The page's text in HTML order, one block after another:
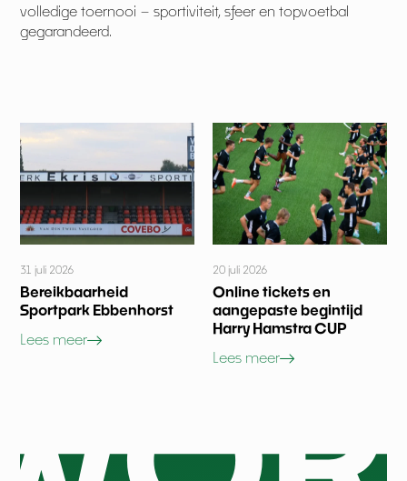
volledige toernooi – sportiviteit, sfeer en topvoetbal
gegarandeerd.
31 juli 2026
Bereikbaarheid
Sportpark Ebbenhorst
Lees meer
20 juli 2026
Online tickets en
aangepaste begintijd
Harry Hamstra CUP
Lees meer